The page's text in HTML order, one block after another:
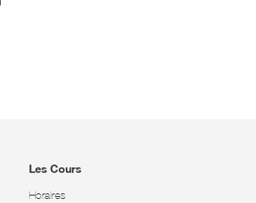
Les Cours
Horaires